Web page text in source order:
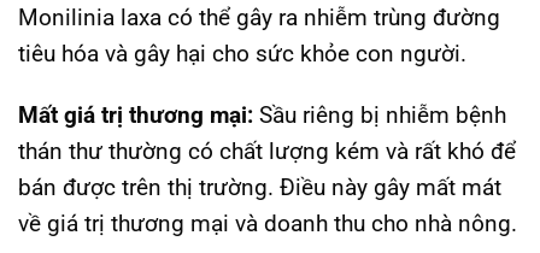
Monilinia laxa có thể gây ra nhiễm trùng đường
tiêu hóa và gây hại cho sức khỏe con người.
Mất giá trị thương mại: Sầu riêng bị nhiễm bệnh
thán thư thường có chất lượng kém và rất khó để
bán được trên thị trường. Điều này gây mất mát
về giá trị thương mại và doanh thu cho nhà nông.